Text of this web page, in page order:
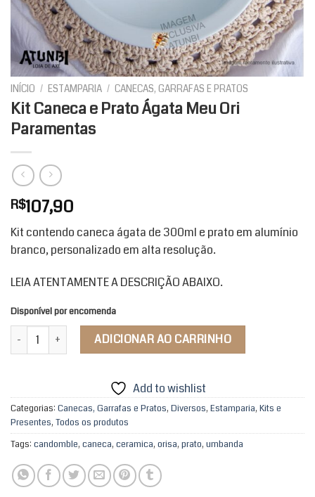
INÍCIO / ESTAMPARIA / CANECAS, GARRAFAS E PRATOS
Kit Caneca e Prato Ágata Meu Ori
Paramentas
R$107,90
Kit contendo caneca ágata de 300ml e prato em alumínio
branco, personalizado em alta resolução.
LEIA ATENTAMENTE A DESCRIÇÃO ABAIXO.
Disponível por encomenda
Kit Caneca e Prato Ágata Meu Ori Paramentas quantidade
ADICIONAR AO CARRINHO
Add to wishlist
Categorias: Canecas, Garrafas e Pratos, Diversos, Estamparia, Kits e
Presentes, Todos os produtos
Tags: candomble, caneca, ceramica, orisa, prato, umbanda